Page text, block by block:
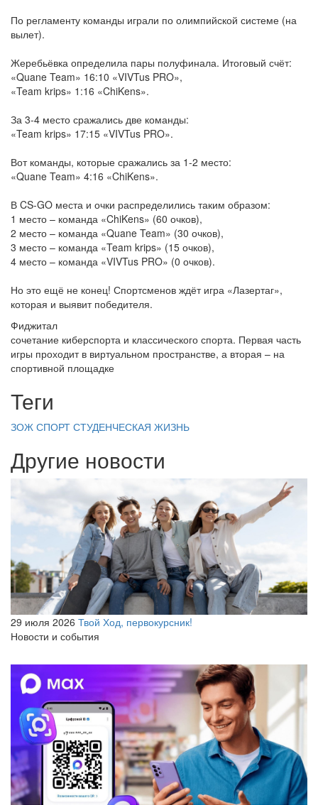
По регламенту команды играли по олимпийской системе (на
вылет).
Жеребьёвка определила пары полуфинала. Итоговый счёт:
«Quane Team» 16:10 «VIVTus PRO»,
«Team krips» 1:16 «ChiKens».
За 3-4 место сражались две команды:
«Team krips» 17:15 «VIVTus PRO».
Вот команды, которые сражались за 1-2 место:
«Quane Team» 4:16 «ChiKens».
В CS-GO места и очки распределились таким образом:
1 место – команда «ChiKens» (60 очков),
2 место – команда «Quane Team» (30 очков),
3 место – команда «Team krips» (15 очков),
4 место – команда «VIVTus PRO» (0 очков).
Но это ещё не конец! Спортсменов ждёт игра «Лазертаг»,
которая и выявит победителя.
Фиджитал
сочетание киберспорта и классического спорта. Первая часть
игры проходит в виртуальном пространстве, а вторая – на
спортивной площадке
Теги
ЗОЖ СПОРТ СТУДЕНЧЕСКАЯ ЖИЗНЬ
Другие новости
29 июля 2026 Твой Ход, первокурсник!
Новости и события